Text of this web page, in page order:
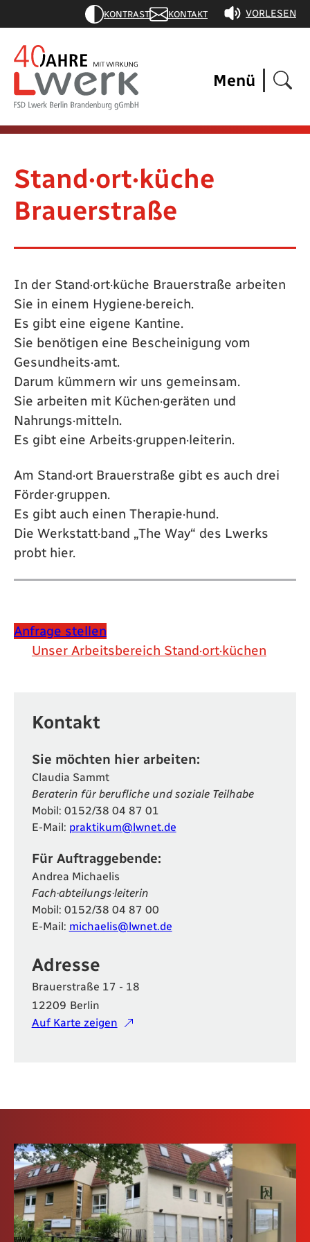
VORLESEN
KONTRAST KONTAKT
Menü
Stand·ort·küche
Brauerstraße
In der Stand·ort·küche Brauerstraße arbeiten
Sie in einem Hygiene·bereich.
Es gibt eine eigene Kantine.
Sie benötigen eine Bescheinigung vom
Gesundheits·amt.
Darum kümmern wir uns gemeinsam.
Sie arbeiten mit Küchen·geräten und
Nahrungs·mitteln.
Es gibt eine Arbeits·gruppen·leiterin.
Am Stand·ort Brauerstraße gibt es auch drei
Förder·gruppen.
Es gibt auch einen Therapie·hund.
Die Werkstatt·band „The Way“ des Lwerks
probt hier.
Anfrage stellen
Unser Arbeitsbereich Stand·ort·küchen
Kontakt
Sie möchten hier arbeiten:
Claudia Sammt
Beraterin für berufliche und soziale Teilhabe
Mobil: 0152/38 04 87 01
E-Mail: praktikum@lwnet.de
Für Auftraggebende:
Andrea Michaelis
Fach·abteilungs·leiterin
Mobil: 0152/38 04 87 00
E-Mail: michaelis@lwnet.de
Adresse
Brauerstraße 17 - 18
12209 Berlin
Auf Karte zeigen